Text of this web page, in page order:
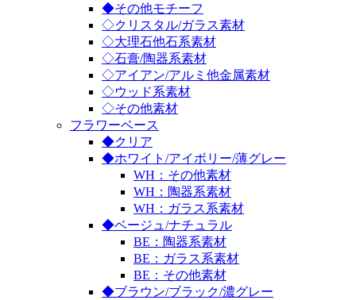
◆その他モチーフ
◇クリスタル/ガラス素材
◇大理石他石系素材
◇石膏/陶器系素材
◇アイアン/アルミ他金属素材
◇ウッド系素材
◇その他素材
フラワーベース
◆クリア
◆ホワイト/アイボリー/薄グレー
WH：その他素材
WH：陶器系素材
WH：ガラス系素材
◆ベージュ/ナチュラル
BE：陶器系素材
BE：ガラス系素材
BE：その他素材
◆ブラウン/ブラック/濃グレー